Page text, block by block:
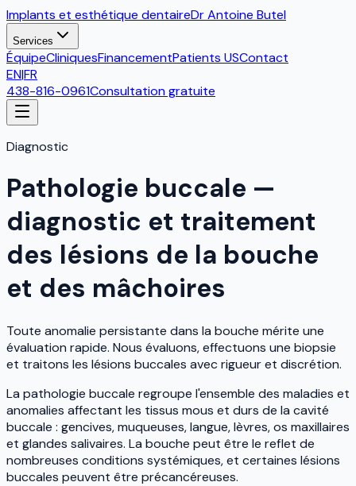
Implants et esthétique dentaireDr Antoine Butel
Services
ÉquipeCliniquesFinancementPatients USContact
EN|FR
438-816-0961Consultation gratuite
Diagnostic
Pathologie buccale —
diagnostic et traitement
des lésions de la bouche
et des mâchoires
Toute anomalie persistante dans la bouche mérite une
évaluation rapide. Nous évaluons, effectuons une biopsie
et traitons les lésions buccales avec rigueur et discrétion.
La pathologie buccale regroupe l'ensemble des maladies et
anomalies affectant les tissus mous et durs de la cavité
buccale : gencives, muqueuses, langue, lèvres, os maxillaires
et glandes salivaires. La bouche peut être le reflet de
nombreuses conditions systémiques, et certaines lésions
buccales peuvent être précancéreuses.